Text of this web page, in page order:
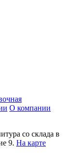
О компании
со склада в
9. На карте